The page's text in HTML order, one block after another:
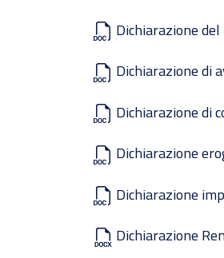
Dichiarazione
Dichiarazione di
Dichiarazione di
Dichiarazione
Dichiarazione
Dichiarazione